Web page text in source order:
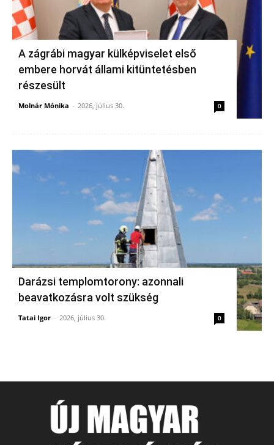
A zágrábi magyar külképviselet első
embere horvát állami kitüntetésben
részesült
Molnár Mónika - 2026, július 30. 0
Darázsi templomtorony: azonnali
beavatkozásra volt szükség
Tatai Igor - 2026, július 30. 0